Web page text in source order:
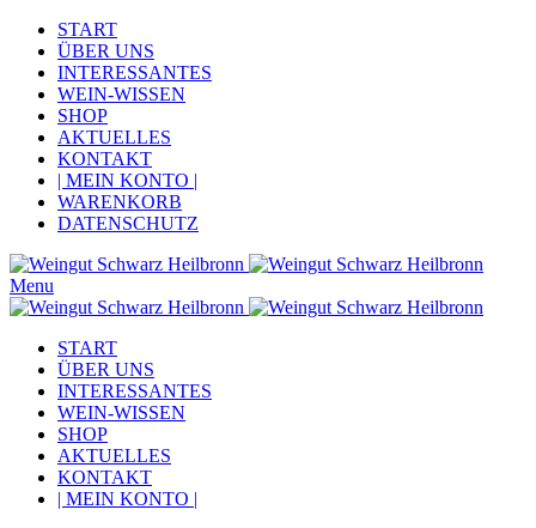
START
ÜBER UNS
INTERESSANTES
WEIN-WISSEN
SHOP
AKTUELLES
KONTAKT
| MEIN KONTO |
WARENKORB
DATENSCHUTZ
Menu
START
ÜBER UNS
INTERESSANTES
WEIN-WISSEN
SHOP
AKTUELLES
KONTAKT
| MEIN KONTO |